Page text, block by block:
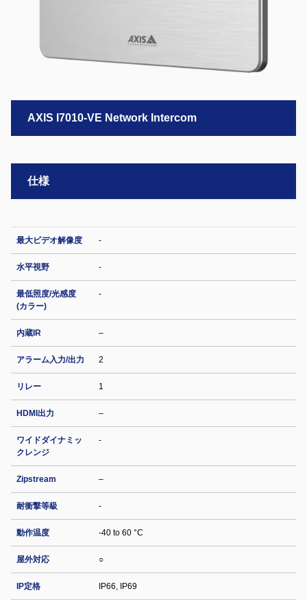
AXIS I7010-VE Network Intercom
仕様
最大ビデオ解像度 -
水平視野 -
最低照度/光感度
(カラー)
-
内蔵IR –
アラーム入力/出力 2
リレー 1
HDMI出力 –
ワイドダイナミッ
クレンジ
-
Zipstream –
耐衝撃等級 -
動作温度 -40 to 60 °C
屋外対応 ○
IP定格 IP66, IP69